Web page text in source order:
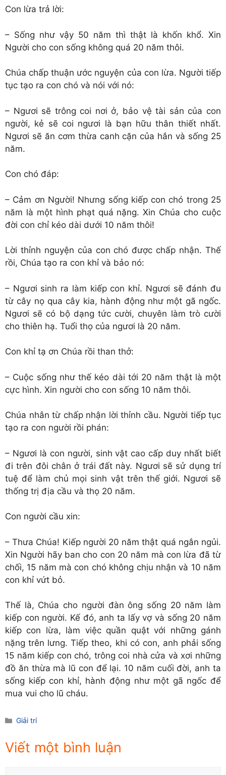
Con lừa trả lời:
– Sống như vậy 50 năm thì thật là khốn khổ. Xin
Người cho con sống không quá 20 năm thôi.
Chúa chấp thuận ước nguyện của con lừa. Người tiếp
tục tạo ra con chó và nói với nó:
– Ngươi sẽ trông coi nơi ở, bảo vệ tài sản của con
người, kẻ sẽ coi ngươi là bạn hữu thân thiết nhất.
Ngươi sẽ ăn cơm thừa canh cặn của hắn và sống 25
năm.
Con chó đáp:
– Cảm ơn Người! Nhưng sống kiếp con chó trong 25
năm là một hình phạt quá nặng. Xin Chúa cho cuộc
đời con chỉ kéo dài dưới 10 năm thôi!
Lời thỉnh nguyện của con chó được chấp nhận. Thế
rồi, Chúa tạo ra con khỉ và bảo nó:
– Ngươi sinh ra làm kiếp con khỉ. Ngươi sẽ đánh đu
từ cây nọ qua cây kia, hành động như một gã ngốc.
Ngươi sẽ có bộ dạng tức cười, chuyên làm trò cười
cho thiên hạ. Tuổi thọ của ngươi là 20 năm.
Con khỉ tạ ơn Chúa rồi than thở:
– Cuộc sống như thế kéo dài tới 20 năm thật là một
cực hình. Xin người cho con sống 10 năm thôi.
Chúa nhân từ chấp nhận lời thỉnh cầu. Người tiếp tục
tạo ra con người rồi phán:
– Ngươi là con người, sinh vật cao cấp duy nhất biết
đi trên đôi chân ở trái đất này. Ngươi sẽ sử dụng trí
tuệ để làm chủ mọi sinh vật trên thế giới. Ngươi sẽ
thống trị địa cầu và thọ 20 năm.
Con người cầu xin:
– Thưa Chúa! Kiếp người 20 năm thật quá ngắn ngủi.
Xin Người hãy ban cho con 20 năm mà con lừa đã từ
chối, 15 năm mà con chó không chịu nhận và 10 năm
con khỉ vứt bỏ.
Thế là, Chúa cho người đàn ông sống 20 năm làm
kiếp con người. Kế đó, anh ta lấy vợ và sống 20 năm
kiếp con lừa, làm việc quần quật với những gánh
nặng trên lưng. Tiếp theo, khi có con, anh phải sống
15 năm kiếp con chó, trông coi nhà cửa và xơi những
đồ ăn thừa mà lũ con để lại. 10 năm cuối đời, anh ta
sống kiếp con khỉ, hành động như một gã ngốc để
mua vui cho lũ cháu.
Danh
Giải trí
Viết một bình luận